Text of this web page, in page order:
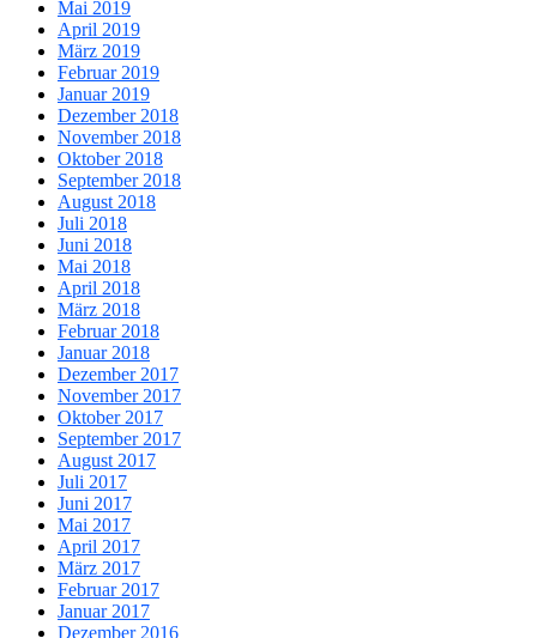
Mai 2019
April 2019
März 2019
Februar 2019
Januar 2019
Dezember 2018
November 2018
Oktober 2018
September 2018
August 2018
Juli 2018
Juni 2018
Mai 2018
April 2018
März 2018
Februar 2018
Januar 2018
Dezember 2017
November 2017
Oktober 2017
September 2017
August 2017
Juli 2017
Juni 2017
Mai 2017
April 2017
März 2017
Februar 2017
Januar 2017
Dezember 2016